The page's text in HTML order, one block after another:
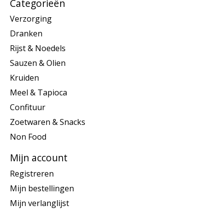
Categorieën
Verzorging
Dranken
Rijst & Noedels
Sauzen & Olien
Kruiden
Meel & Tapioca
Confituur
Zoetwaren & Snacks
Non Food
Mijn account
Registreren
Mijn bestellingen
Mijn verlanglijst